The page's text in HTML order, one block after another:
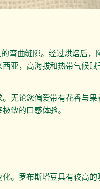
弯曲缝隙。经过烘焙后
亚，高海拔和热带气候
无论您偏爱带有花香与
致的口感体验。
。罗布斯塔豆具有较高